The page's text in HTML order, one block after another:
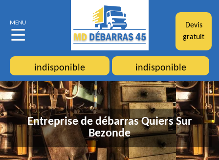
MENU
Devis
gratuit
indisponible indisponible
Entreprise de débarras Quiers Sur
Bezonde